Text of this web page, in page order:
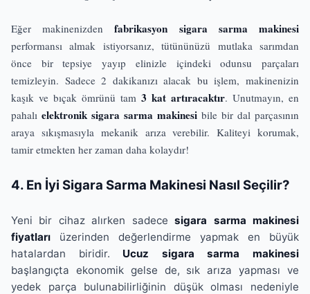
Eğer makinenizdenfabrikasyon sigara sarma makinesi
performansı almak istiyorsanız, tütününüzü mutlaka sarımdan
önce bir tepsiye yayıp elinizle içindeki odunsu parçaları
temizleyin. Sadece 2 dakikanızı alacak bu işlem, makinenizin
kaşık ve bıçak ömrünü tam 3 kat artıracaktır. Unutmayın, en
pahalı elektronik sigara sarma makinesi bile bir dal parçasının
araya sıkışmasıyla mekanik arıza verebilir. Kaliteyi korumak,
tamir etmekten her zaman daha kolaydır!
4. En İyi Sigara Sarma Makinesi Nasıl Seçilir?
Yeni bir cihaz alırken sadecesigara sarma makinesi
fiyatları üzerinden değerlendirme yapmak en büyük
hatalardan biridir. Ucuz sigara sarma makinesi
başlangıçta ekonomik gelse de, sık arıza yapması ve
yedek parça bulunabilirliğinin düşük olması nedeniyle